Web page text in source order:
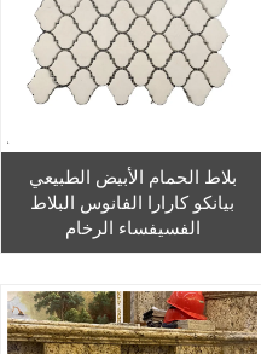
بلاط الحمام الأبيض الطبيعي
بيانكو كارارا الفانوس البلاط
الفسيفساء الرخام